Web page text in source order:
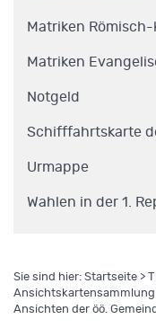
Matriken
Matriken
Notgeld
Schifffahrtskarte
Urmappe
Wahlen in der 1.
Sie sind hier: Startseite >
Ansichten der öö.